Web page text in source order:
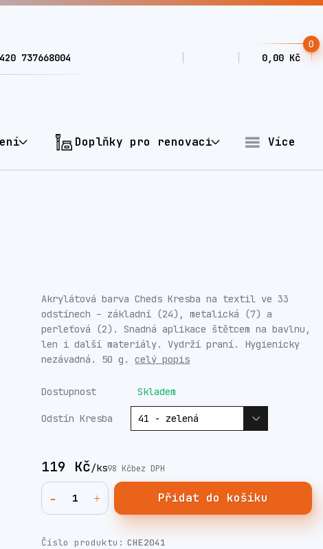
0
0,00 Kč
737668004
Doplňky pro renovaci Více
Akrylátová barva Cheds Kresba na textil ve 33
odstínech – základní (24), metalická (7) a
perleťová (2). Snadná aplikace štětcem na bavlnu,
len i další materiály. Vydrží praní. Hygienicky
nezávadná. 50 g.celý popis
Dostupnost Skladem
Odstín Kresba
119 Kč/ks98 Kčbez DPH
Přidat do košíku
Číslo produktu: CHE2041